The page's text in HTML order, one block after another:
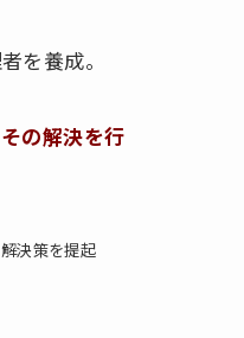
を養成。
の解決を行
決策を提起